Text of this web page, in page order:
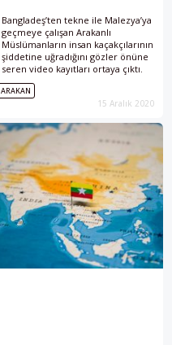
Bangladeş’ten tekne ile Malezya’ya
geçmeye çalışan Arakanlı
Müslümanların insan kaçakçılarının
şiddetine uğradığını gözler önüne
seren video kayıtları ortaya çıktı.
ARAKAN
15 Aralık 2020